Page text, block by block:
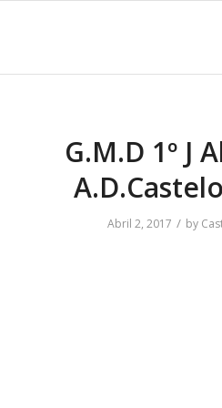
G.M.D 1º J
Abril 2, 2017 / by